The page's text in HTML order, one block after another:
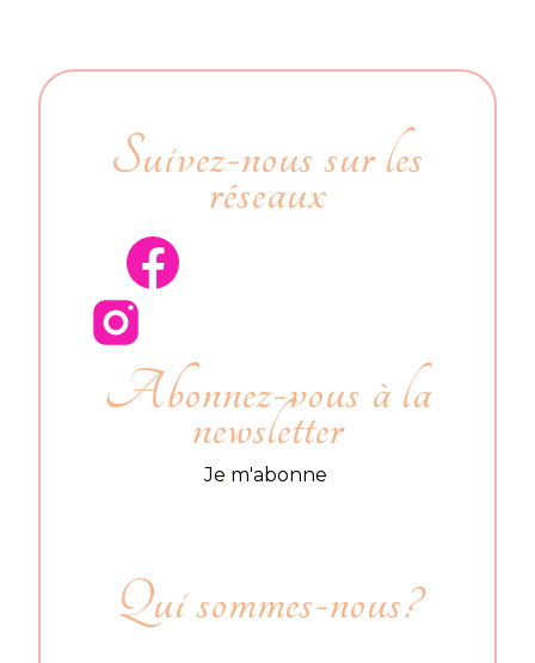
Suivez-nous sur les
réseaux
Abonnez-vous à la
newsletter
Je m'abonne
Qui sommes-nous?